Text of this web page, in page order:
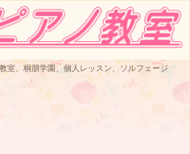
室、桐朋学園、個人レッスン、ソルフェージ